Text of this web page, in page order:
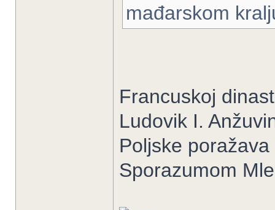
mađarskom
Francuskoj
Ludovik I.
Poljske
Sporazumom